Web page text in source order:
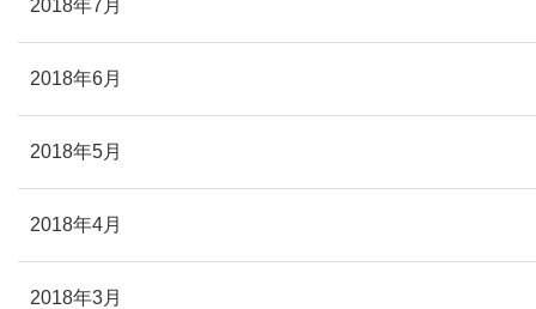
2018年7月
2018年6月
2018年5月
2018年4月
2018年3月